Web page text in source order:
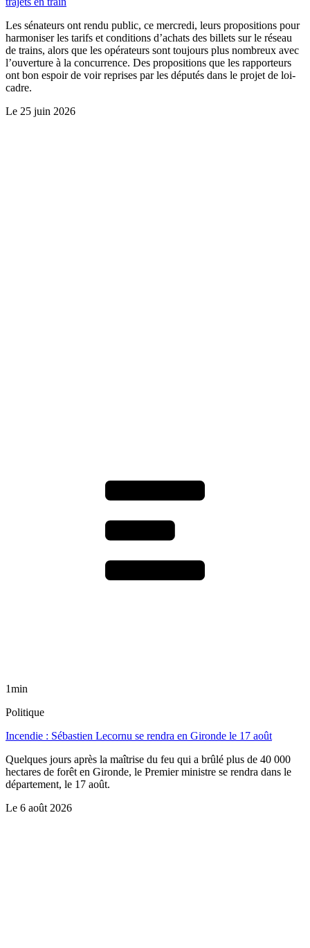
Les sénateurs ont rendu public, ce mercredi, leurs propositions pour
harmoniser les tarifs et conditions d’achats des billets sur le réseau
de trains, alors que les opérateurs sont toujours plus nombreux avec
l’ouverture à la concurrence. Des propositions que les rapporteurs
ont bon espoir de voir reprises par les députés dans le projet de loi-
cadre.
Le 25 juin 2026
1min
Politique
Incendie : Sébastien Lecornu se rendra en Gironde le 17 août
Quelques jours après la maîtrise du feu qui a brûlé plus de 40 000
hectares de forêt en Gironde, le Premier ministre se rendra dans le
département, le 17 août.
Le 6 août 2026